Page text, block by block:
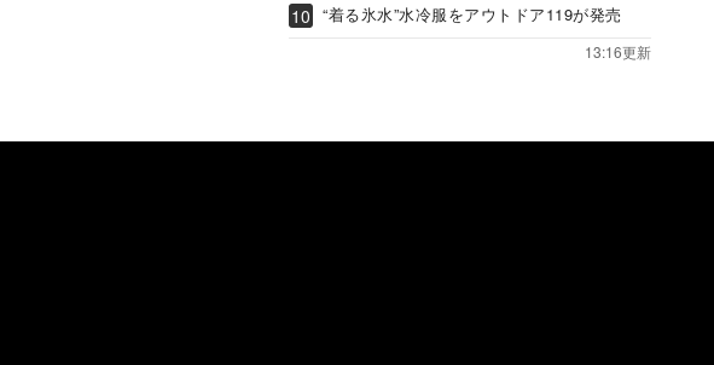
“着る氷水”水冷服をアウトドア119が発売
13:16更新